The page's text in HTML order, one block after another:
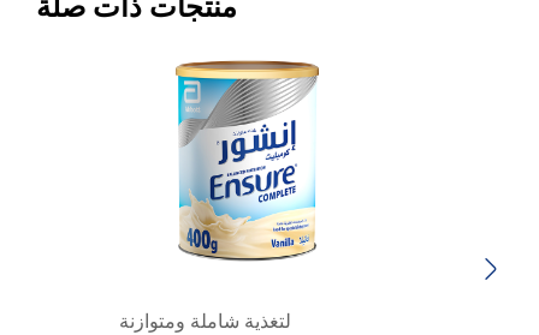
Previous
لتغذية شاملة ومتوازنة